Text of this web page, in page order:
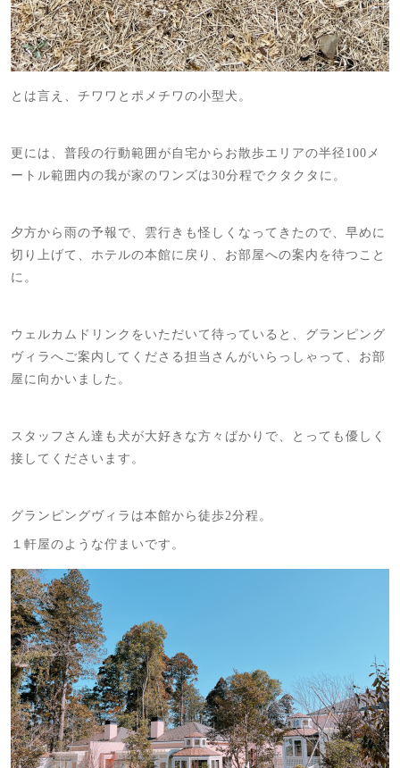
とは言え、チワワとポメチワの小型犬。
更には、普段の行動範囲が自宅からお散歩エリアの半径100メ
ートル範囲内の我が家のワンズは30分程でクタクタに。
夕方から雨の予報で、雲行きも怪しくなってきたので、早めに
切り上げて、ホテルの本館に戻り、お部屋への案内を待つこと
に。
ウェルカムドリンクをいただいて待っていると、グランピング
ヴィラへご案内してくださる担当さんがいらっしゃって、お部
屋に向かいました。
スタッフさん達も犬が大好きな方々ばかりで、とっても優しく
接してくださいます。
グランピングヴィラは本館から徒歩2分程。
１軒屋のような佇まいです。